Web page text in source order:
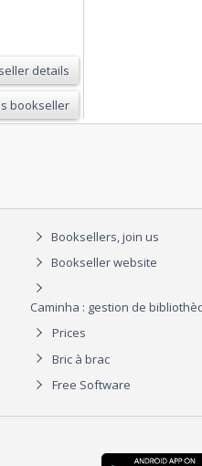
details
bookseller
Booksellers, join us
Bookseller website
Caminha : gestion de
Prices
Bric à brac
Free Software